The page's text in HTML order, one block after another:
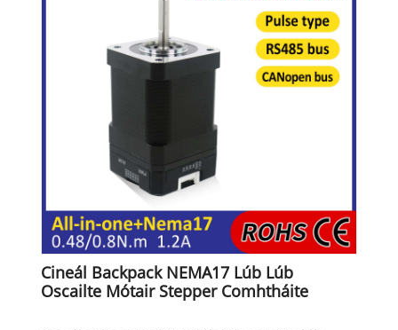
Cineál Backpack NEMA17 Lúb Lúb
Oscailte Mótair Stepper Comhtháite